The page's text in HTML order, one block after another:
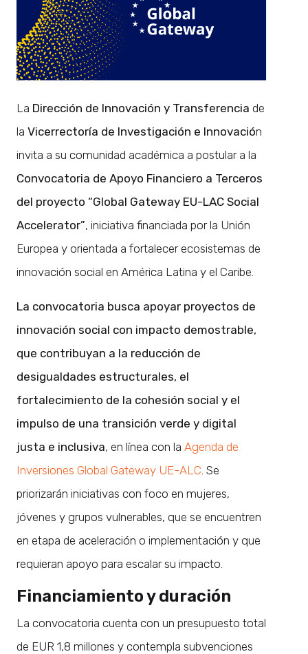
La Dirección de Innovación y Transferencia de
la Vicerrectoría de Investigación e Innovación
invita a su comunidad académica a postular a la
Convocatoria de Apoyo Financiero a Terceros
del proyecto “Global Gateway EU-LAC Social
Accelerator”, iniciativa financiada por la Unión
Europea y orientada a fortalecer ecosistemas de
innovación social en América Latina y el Caribe.
La convocatoria busca apoyar proyectos de
innovación social con impacto demostrable,
que contribuyan a la reducción de
desigualdades estructurales, el
fortalecimiento de la cohesión social y el
impulso de una transición verde y digital
justa e inclusiva, en línea con la Agenda de
Inversiones Global Gateway UE-ALC . Se
priorizarán iniciativas con foco en mujeres,
jóvenes y grupos vulnerables, que se encuentren
en etapa de aceleración o implementación y que
requieran apoyo para escalar su impacto.
Financiamiento y duración
La convocatoria cuenta con un presupuesto total
de EUR 1,8 millones y contempla subvenciones